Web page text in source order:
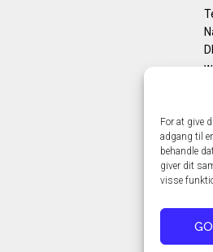
For at give
adgang til
behandle
giver dit
visse